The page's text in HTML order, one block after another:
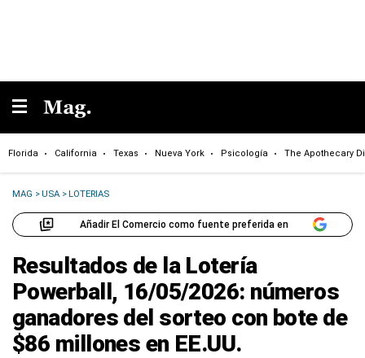
Florida California Texas Nueva York Psicología The Apothecary
MAG >USA >LOTERIAS
Añadir El Comercio como fuente preferida en
Resultados de la Lotería
Powerball, 16/05/2026: números
ganadores del sorteo con bote de
$86 millones en EE.UU.